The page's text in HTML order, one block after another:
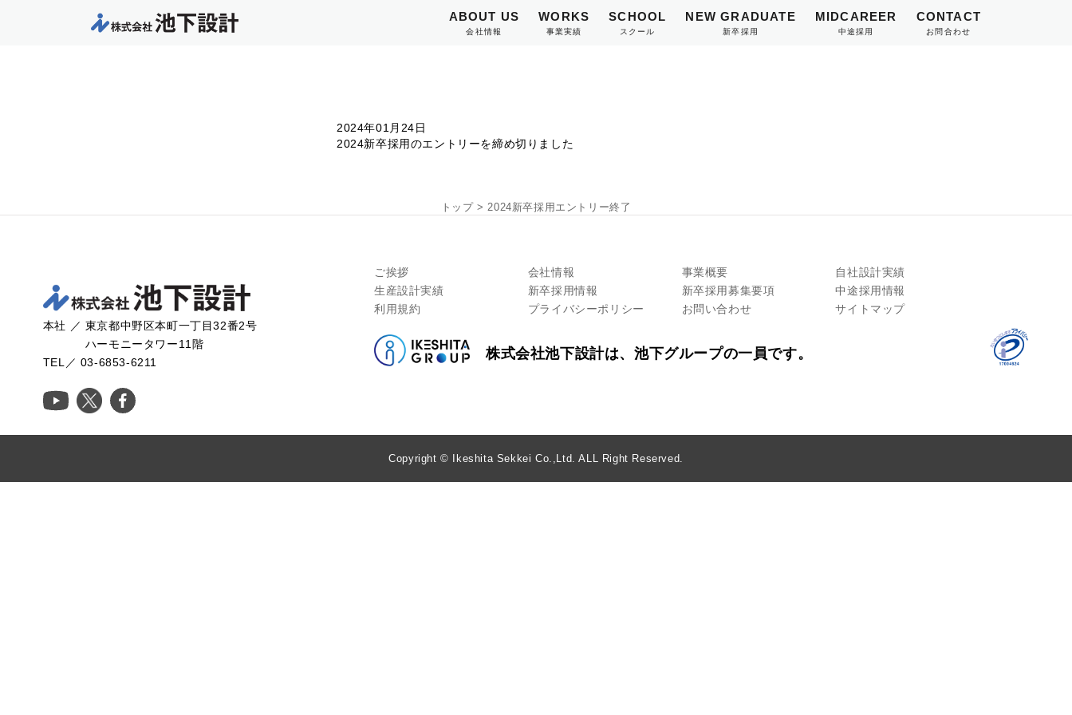
ABOUT US
会社情報
WORKS
事業実績
SCHOOL
スクール
NEW GRADUATE
新卒採用
MIDCAREER
中途採用
CONTACT
お問合わせ
2024年01月24日
2024新卒採用のエントリーを締め切りました
トップ > 2024新卒採用エントリー終了
本社 ／ 東京都中野区本町一丁目32番2号
ハーモニータワー11階
TEL／ 03-6853-6211
ご挨拶 会社情報 事業概要
自社設計実績
生産設計実績
新卒採用情報 新卒採用募集要項
中途採用情報
利用規約
プライバシーポリシー お問い合わせ サイトマップ
株式会社池下設計は、池下グループの一員です。
Copyright © Ikeshita Sekkei Co.,Ltd. ALL Right Reserved.